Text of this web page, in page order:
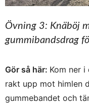
Övning 3: Knäböj
gummibandsdrag
Gör så här: Kom ner i
rakt upp mot himlen
gummebandet och